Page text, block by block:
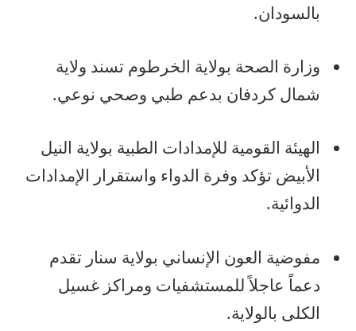
بالسودان.
وزارة الصحة بولاية الخرطوم تسند ولاية
شمال كردفان بدعم طبي وصحي نوعي.
الهيئة القومية للإمدادات الطبية بولاية النيل
الأبيض تؤكد وفرة الدواء واستقرار الإمدادات
الدوائية.
مفوضية العون الإنساني بولاية سنار تقدم
دعماً عاجلاً للمستشفيات ومراكز غسيل
الكلى بالولاية.